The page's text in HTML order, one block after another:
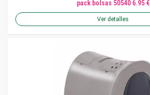
pack bolsas 50540 6.95 €
Ver detalles